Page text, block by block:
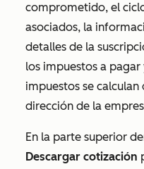
comprometido, el
asociados, la
detalles de la
los impuestos a
impuestos se calculan
dirección de la
En la parte superior
Descargar cotización